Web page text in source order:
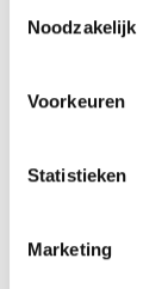
Noodzakelijk
Voorkeuren
Statistieken
Marketing